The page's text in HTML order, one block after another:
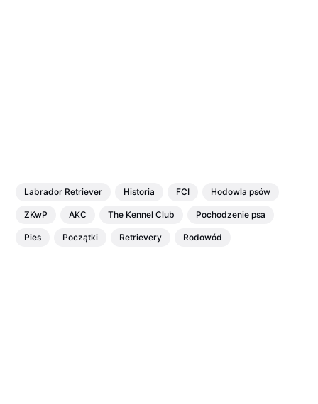
Labrador Retriever Historia FCI Hodowla psów
ZKwP AKC The Kennel Club Pochodzenie psa
Pies Początki Retrievery Rodowód